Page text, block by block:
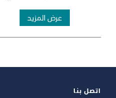
27
أغسطس
2023
عرض المزيد
اتصل بنا